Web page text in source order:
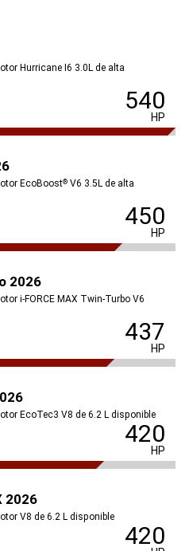
Hurricane I6 3.0L de alta
540
HP
EcoBoost®V6 3.5L de alta
450
HP
2026
i-FORCE MAX Twin-Turbo V6
437
HP
EcoTec3 V8 de 6.2 L disponible
420
HP
2026
V8 de 6.2 L disponible
420